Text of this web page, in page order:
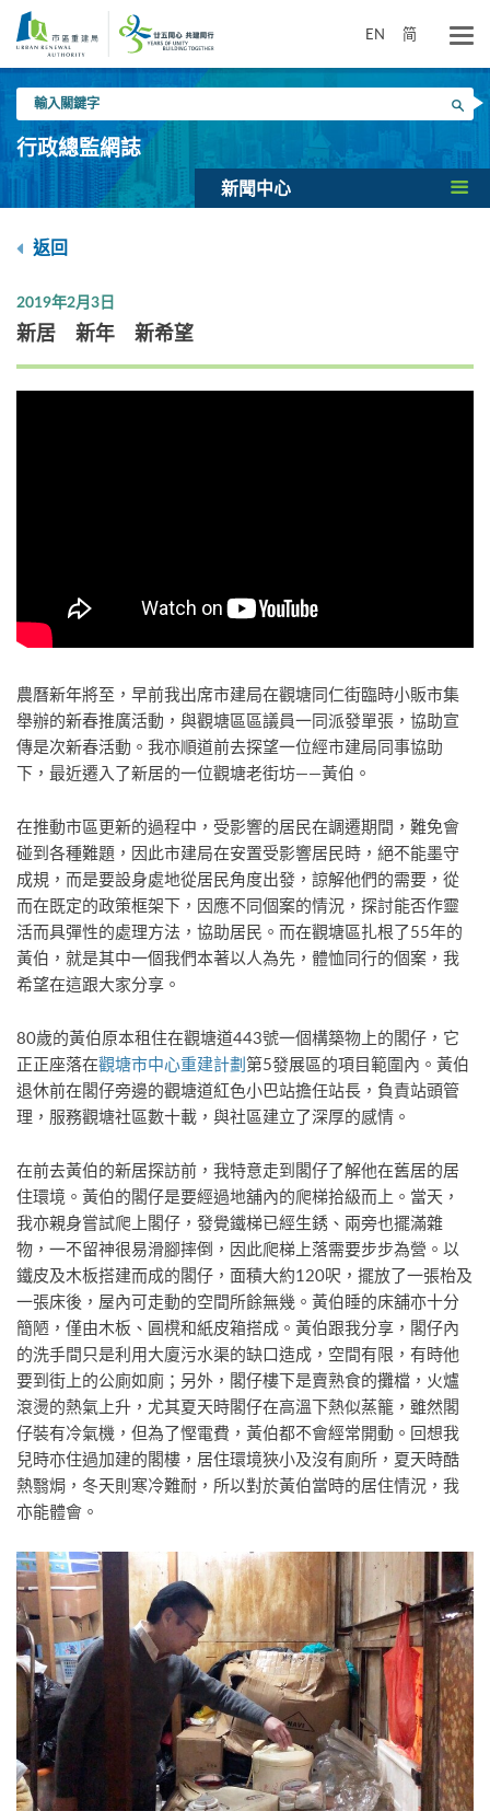
要
EN 简
入
關
鍵
搜尋
行政總監網誌
新聞中心
返回
2019年2月3日
新居 新年 新希望
農曆新年將至，早前我出席市建局在觀塘同仁街臨時小販市集
舉辦的新春推廣活動，與觀塘區區議員一同派發單張，協助宣
傳是次新春活動。我亦順道前去探望一位經市建局同事協助
下，最近遷入了新居的一位觀塘老街坊——黃伯。
在推動市區更新的過程中，受影響的居民在調遷期間，難免會
碰到各種難題，因此市建局在安置受影響居民時，絕不能墨守
成規，而是要設身處地從居民角度出發，諒解他們的需要，從
而在既定的政策框架下，因應不同個案的情況，探討能否作靈
活而具彈性的處理方法，協助居民。而在觀塘區扎根了55年的
黃伯，就是其中一個我們本著以人為先，體恤同行的個案，我
希望在這跟大家分享。
80歲的黃伯原本租住在觀塘道443號一個構築物上的閣仔，它
正正座落在觀塘市中心重建計劃第5發展區的項目範圍內。黃伯
退休前在閣仔旁邊的觀塘道紅色小巴站擔任站長，負責站頭管
理，服務觀塘社區數十載，與社區建立了深厚的感情。
在前去黃伯的新居探訪前，我特意走到閣仔了解他在舊居的居
住環境。黃伯的閣仔是要經過地舖內的爬梯拾級而上。當天，
我亦親身嘗試爬上閣仔，發覺鐵梯已經生銹、兩旁也擺滿雜
物，一不留神很易滑腳摔倒，因此爬梯上落需要步步為營。以
鐵皮及木板搭建而成的閣仔，面積大約120呎，擺放了一張枱及
一張床後，屋內可走動的空間所餘無幾。黃伯睡的床舖亦十分
簡陋，僅由木板、圓櫈和紙皮箱搭成。黃伯跟我分享，閣仔內
的洗手間只是利用大廈污水渠的缺口造成，空間有限，有時他
要到街上的公廁如廁；另外，閣仔樓下是賣熟食的攤檔，火爐
滾燙的熱氣上升，尤其夏天時閣仔在高溫下熱似蒸籠，雖然閣
仔裝有冷氣機，但為了慳電費，黃伯都不會經常開動。回想我
兒時亦住過加建的閣樓，居住環境狹小及沒有廁所，夏天時酷
熱翳焗，冬天則寒冷難耐，所以對於黃伯當時的居住情況，我
亦能體會。